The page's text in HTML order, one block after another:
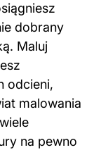
dobrany
Maluj
odcieni,
malowania
na pewno